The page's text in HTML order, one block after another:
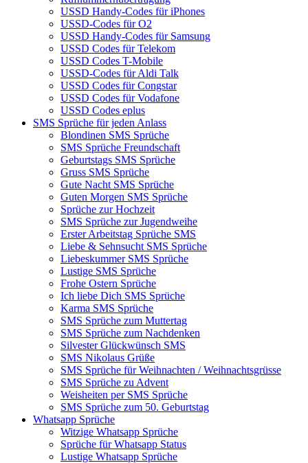
USSD Handy-Codes für iPhones
USSD-Codes für O2
USSD Handy-Codes für Samsung
USSD Codes für Telekom
USSD Codes T-Mobile
USSD-Codes für Aldi Talk
USSD Codes für Congstar
USSD Codes für Vodafone
USSD Codes eplus
SMS Sprüche für jeden Anlass
Blondinen SMS Sprüche
SMS Sprüche Freundschaft
Geburtstags SMS Sprüche
Gruss SMS Sprüche
Gute Nacht SMS Sprüche
Guten Morgen SMS Sprüche
Sprüche zur Hochzeit
SMS Sprüche zur Jugendweihe
Erster Arbeitstag Sprüche SMS
Liebe & Sehnsucht SMS Sprüche
Liebeskummer SMS Sprüche
Lustige SMS Sprüche
Frohe Ostern Sprüche
Ich liebe Dich SMS Sprüche
Karma SMS Sprüche
SMS Sprüche zum Muttertag
SMS Sprüche zum Nachdenken
Silvester Glückwünsch SMS
SMS Nikolaus Grüße
SMS Sprüche für Weihnachten / Weihnachtsgrüsse
SMS Sprüche zu Advent
Weisheiten per SMS Sprüche
SMS Sprüche zum 50. Geburtstag
Whatsapp Sprüche
Witzige Whatsapp Sprüche
Sprüche für Whatsapp Status
Lustige Whatsapp Sprüche